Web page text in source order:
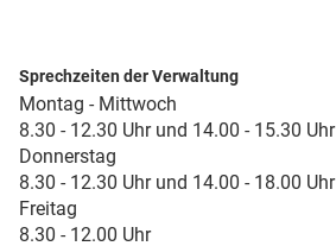
Sprechzeiten der Verwaltung
Montag - Mittwoch
8.30 - 12.30 Uhr und 14.00 - 15.30 Uhr
Donnerstag
8.30 - 12.30 Uhr und 14.00 - 18.00 Uhr
Freitag
8.30 - 12.00 Uhr